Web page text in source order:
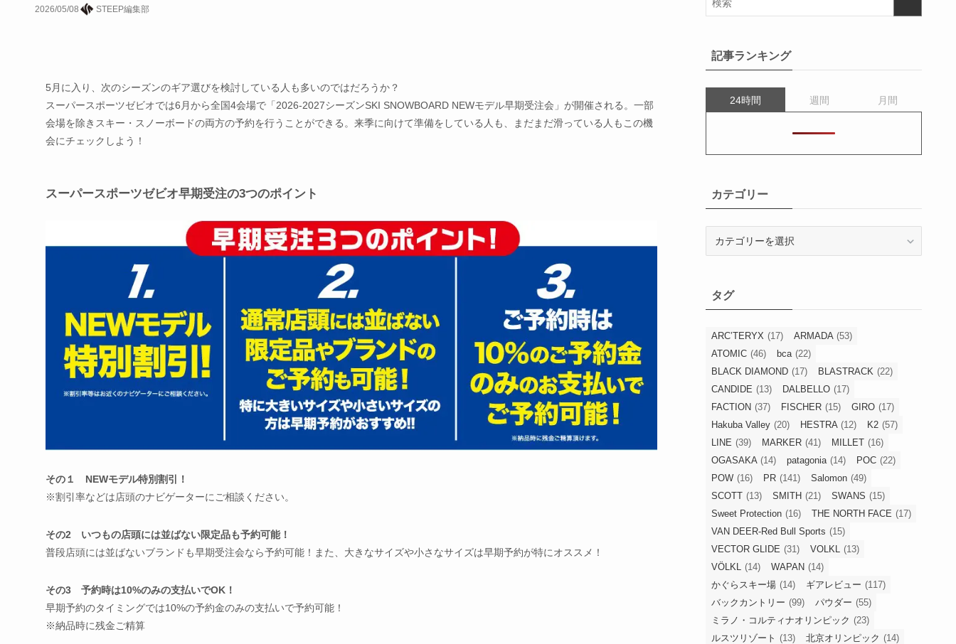
2026/05/08 STEEP編集部
5月に入り、次のシーズンのギア選びを検討している人も多いのではだろうか？
スーパースポーツゼビオでは6月から全国4会場で「2026-2027シーズンSKI SNOWBOARD NEWモデル早期受注会」が開催される。一部
会場を除きスキー・スノーボードの両方の予約を行うことができる。来季に向けて準備をしている人も、まだまだ滑っている人もこの機
会にチェックしよう！
スーパースポーツゼビオ早期受注の3つのポイント
その１ NEWモデル特別割引！
※割引率などは店頭のナビゲーターにご相談ください。
その2 いつもの店頭には並ばない限定品も予約可能！
普段店頭には並ばないブランドも早期受注会なら予約可能！また、大きなサイズや小さなサイズは早期予約が特にオススメ！
その3 予約時は10%のみの支払いでOK！
早期予約のタイミングでは10%の予約金のみの支払いで予約可能！
※納品時に残金ご精算
記事ランキング
24時間 週間 月間
カテゴリー
ータグ
ARC’TERYX (17) ARMADA (53)
ATOMIC (46) bca (22)
BLACK DIAMOND (17) BLASTRACK (22)
CANDIDE (13) DALBELLO (17)
FACTION (37) FISCHER (15) GIRO (17)
Hakuba Valley (20) HESTRA (12) K2 (57)
LINE (39) MARKER (41) MILLET (16)
OGASAKA (14) patagonia (14) POC (22)
POW (16) PR (141) Salomon (49)
SCOTT (13) SMITH (21) SWANS (15)
Sweet Protection (16) THE NORTH FACE (17)
VAN DEER-Red Bull Sports (15)
VECTOR GLIDE (31) VOLKL (13)
VÖLKL (14) WAPAN (14)
かぐらスキー場 (14) ギアレビュー (117)
バックカントリー (99) パウダー (55)
ミラノ・コルティナオリンピック (23)
ルスツリゾート (13) 北京オリンピック (14)